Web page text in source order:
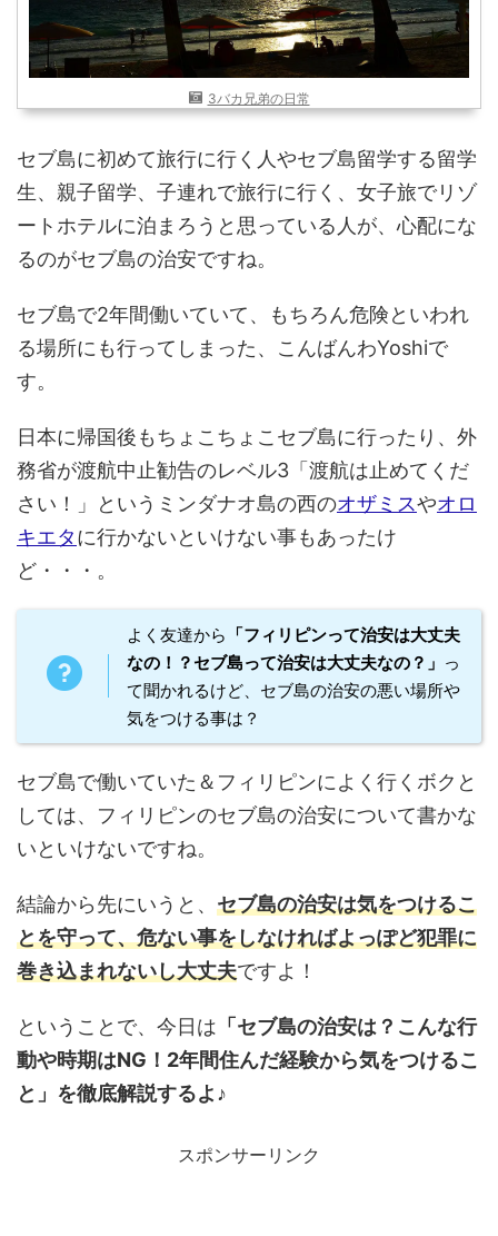
スマホ・タブレット
PC・インターネット
ポケモンGO
AND OR
3バカ兄弟の日常
セブ島に初めて旅行に行く人やセブ島留学する留学
生、親子留学、子連れで旅行に行く、女子旅でリゾ
ートホテルに泊まろうと思っている人が、心配にな
るのがセブ島の治安ですね。
セブ島で2年間働いていて、もちろん危険といわれ
る場所にも行ってしまった、こんばんわYoshiで
す。
日本に帰国後もちょこちょこセブ島に行ったり、外
務省が渡航中止勧告のレベル3「渡航は止めてくだ
さい！」というミンダナオ島の西のオザミスやオロ
キエタに行かないといけない事もあったけ
ど・・・。
よく友達から 「フィリピンって治安は大丈夫
なの！？セブ島って治安は大丈夫なの？」 っ
て聞かれるけど、セブ島の治安の悪い場所や
気をつける事は？
セブ島で働いていた＆フィリピンによく行くボクと
しては、フィリピンのセブ島の治安について書かな
いといけないですね。
結論から先にいうと、 セブ島の治安は気をつけるこ
とを守って、危ない事をしなければよっぽど犯罪に
巻き込まれないし大丈夫ですよ！
ということで、今日は 「セブ島の治安は？こんな行
動や時期はNG！2年間住んだ経験から気をつけるこ
と」を徹底解説するよ♪
スポンサーリンク